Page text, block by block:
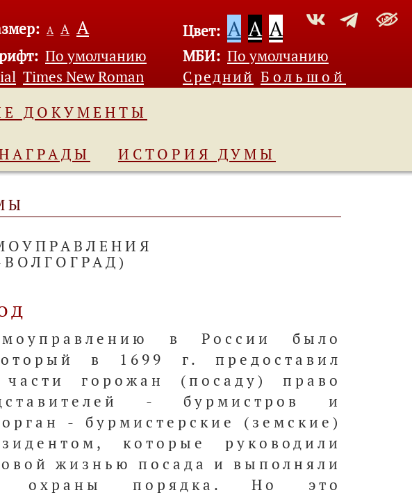
А А А Цвет: A A A
По умолчанию
Times New Roman
МБИ: По умолчанию
Средний Большой
ДОКУМЕНТЫ
ИСТОРИЯ ДУМЫ
в России было
в 1699 г. предоставил
горожан (посаду) право
- бурмистров и
- бурмистерские (земские)
которые руководили
жизнью посада и выполняли
охраны порядка. Но это